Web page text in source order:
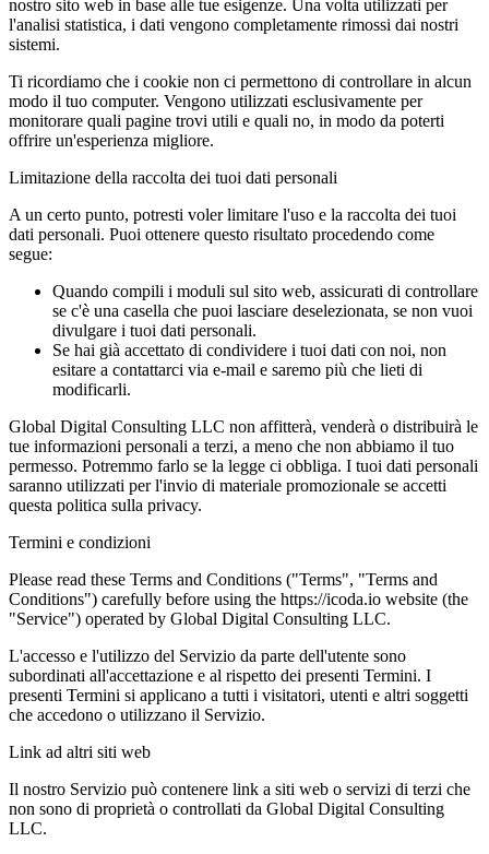
nostro sito web in base alle tue esigenze. Una volta utilizzati per
l'analisi statistica, i dati vengono completamente rimossi dai nostri
sistemi.
Ti ricordiamo che i cookie non ci permettono di controllare in alcun
modo il tuo computer. Vengono utilizzati esclusivamente per
monitorare quali pagine trovi utili e quali no, in modo da poterti
offrire un'esperienza migliore.
Limitazione della raccolta dei tuoi dati personali
A un certo punto, potresti voler limitare l'uso e la raccolta dei tuoi
dati personali. Puoi ottenere questo risultato procedendo come
segue:
Quando compili i moduli sul sito web, assicurati di controllare
se c'è una casella che puoi lasciare deselezionata, se non vuoi
divulgare i tuoi dati personali.
Se hai già accettato di condividere i tuoi dati con noi, non
esitare a contattarci via e-mail e saremo più che lieti di
modificarli.
Global Digital Consulting LLC non affitterà, venderà o distribuirà le
tue informazioni personali a terzi, a meno che non abbiamo il tuo
permesso. Potremmo farlo se la legge ci obbliga. I tuoi dati personali
saranno utilizzati per l'invio di materiale promozionale se accetti
questa politica sulla privacy.
Termini e condizioni
Please read these Terms and Conditions ("Terms", "Terms and
Conditions") carefully before using the https://icoda.io website (the
"Service") operated by Global Digital Consulting LLC.
L'accesso e l'utilizzo del Servizio da parte dell'utente sono
subordinati all'accettazione e al rispetto dei presenti Termini. I
presenti Termini si applicano a tutti i visitatori, utenti e altri soggetti
che accedono o utilizzano il Servizio.
Link ad altri siti web
Il nostro Servizio può contenere link a siti web o servizi di terzi che
non sono di proprietà o controllati da Global Digital Consulting
LLC.